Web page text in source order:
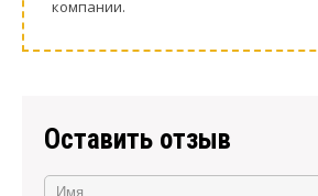
компании.
Оставить отзыв